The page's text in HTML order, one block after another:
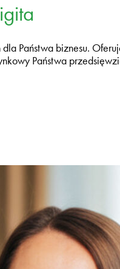
Państwa biznesu.
Państwa